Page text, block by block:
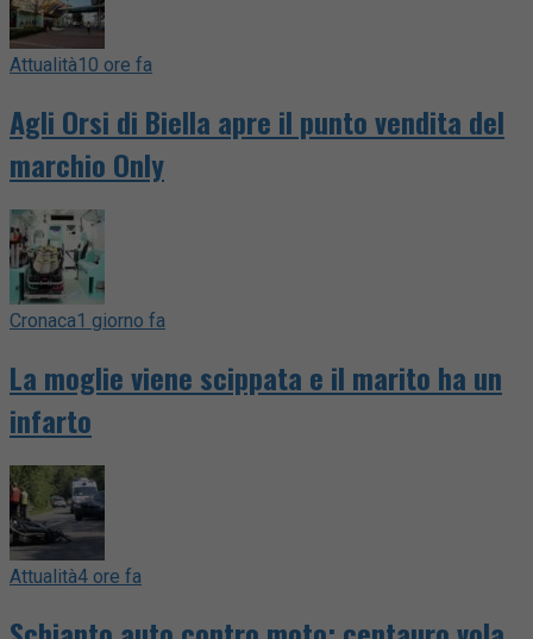
Attualità10 ore fa
Agli Orsi di Biella apre il punto vendita del
marchio Only
Cronaca1 giorno fa
La moglie viene scippata e il marito ha un
infarto
Attualità4 ore fa